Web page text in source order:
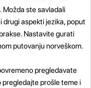
ste savladali
aspekti jezika, poput
Nastavite gurati
putovanju norveškom.
pregledavate
prošle teme i